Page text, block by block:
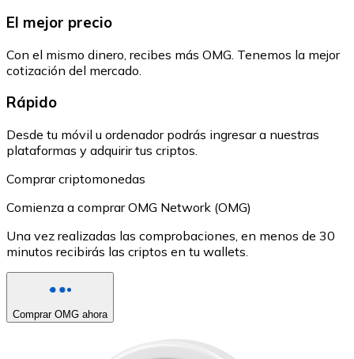
El mejor precio
Con el mismo dinero, recibes más OMG. Tenemos la mejor
cotización del mercado.
Rápido
Desde tu móvil u ordenador podrás ingresar a nuestras
plataformas y adquirir tus criptos.
Comprar criptomonedas
Comienza a comprar OMG Network (OMG)
Una vez realizadas las comprobaciones, en menos de 30
minutos recibirás las criptos en tu wallets.
Comprar OMG ahora